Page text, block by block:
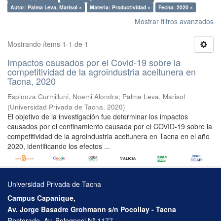
Autor: Palma Leva, Marisol ×
Materia: Productividad × Fecha: 2020 ×
Mostrar filtros avanzados
Mostrando ítems 1-1 de 1
Impactos causados por el Covid-19 sobre la
competitividad de la agroindustria aceitunera en
Tacna, 2020
Espinoza Curmilluni, Noemi Alondra; Palma Leva, Marisol
(Universidad Privada de Tacna, 2020)
El objetivo de la investigación fue determinar los impactos
causados por el confinamiento causada por el COVID-19 sobre la
competitividad de la agroindustria aceitunera en Tacna en el año
2020, identificando los efectos ...
Universidad Privada de Tacna
Campus Capanique,
Av. Jorge Basadre Grohmann s/n Pocollay - Tacna